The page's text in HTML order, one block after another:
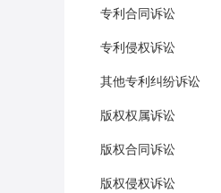
专利合同诉讼
专利侵权诉讼
其他专利纠纷诉讼
版权权属诉讼
版权合同诉讼
版权侵权诉讼